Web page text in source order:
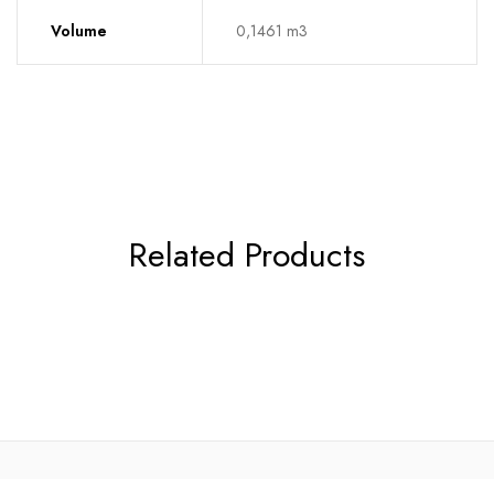
Volume 0,1461 m3
Related Products